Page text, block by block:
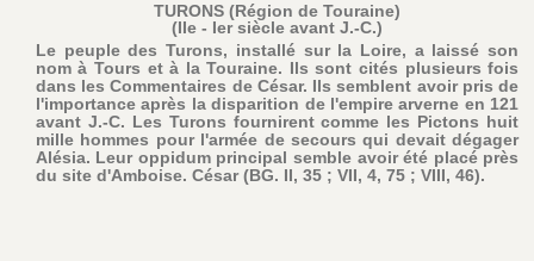
TURONS (Région de Touraine)
(IIe - Ier siècle avant J.-C.)
Le peuple des Turons, installé sur la Loire, a laissé son
nom à Tours et à la Touraine. Ils sont cités plusieurs fois
dans les Commentaires de César. Ils semblent avoir pris de
l'importance après la disparition de l'empire arverne en 121
avant J.-C. Les Turons fournirent comme les Pictons huit
mille hommes pour l'armée de secours qui devait dégager
Alésia. Leur oppidum principal semble avoir été placé près
du site d'Amboise. César (BG. II, 35 ; VII, 4, 75 ; VIII, 46).